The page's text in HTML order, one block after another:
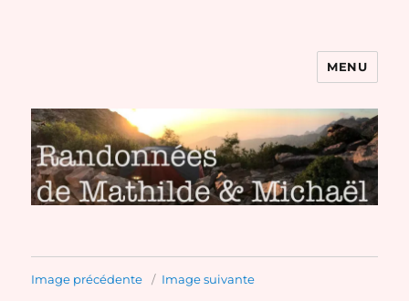
Randonnées de Mathilde et
Michaël
MENU
Image précédente Image suivante